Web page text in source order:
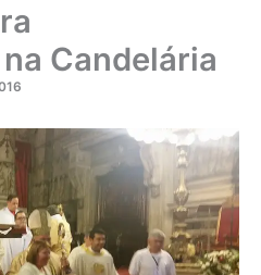
Candelária